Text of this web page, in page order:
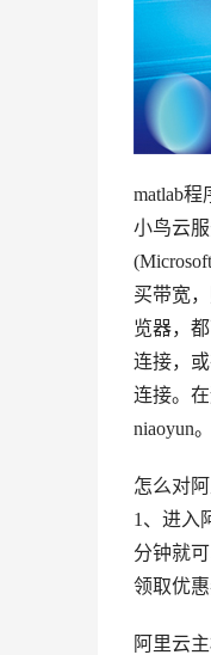
matlab
小鸟云
买带宽
览器，
连接，
连接。
niaoyun
怎么对
1、进入
分钟就
领取优惠
阿里云